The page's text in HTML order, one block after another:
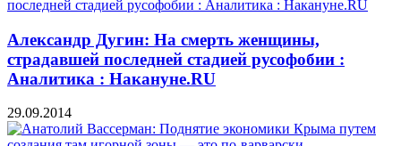
Александр Дугин: На смерть женщины,
страдавшей последней стадией русофобии :
Аналитика : Накануне.RU
29.09.2014